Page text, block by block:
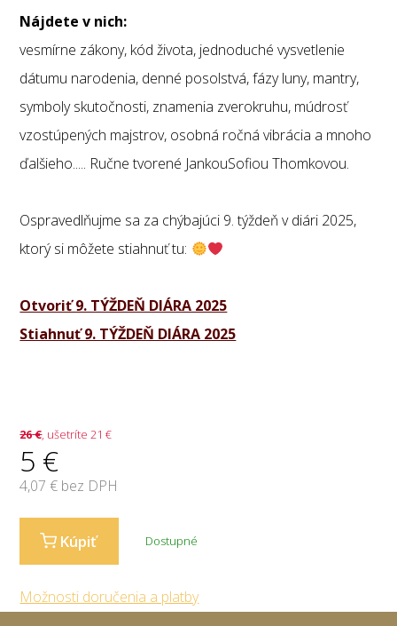
Nájdete v nich:
vesmírne zákony, kód života, jednoduché vysvetlenie
dátumu narodenia, denné posolstvá, fázy luny, mantry,
symboly skutočnosti, znamenia zverokruhu, múdrosť
vzostúpených majstrov, osobná ročná vibrácia a mnoho
ďalšieho..... Ručne tvorené JankouSofiou Thomkovou.
Ospravedlňujme sa za chýbajúci 9. týždeň v diári 2025,
ktorý si môžete stiahnuť tu:
Otvoriť 9. TÝŽDEŇ DIÁRA 2025
Stiahnuť 9. TÝŽDEŇ DIÁRA 2025
26€, ušetríte 21 €
5 €
4,07 € bez DPH
Kúpiť Dostupné
Možnosti doručenia a platby